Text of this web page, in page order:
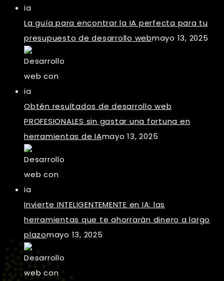
La guía para encontrar la IA perfecta para tu
presupuesto de desarrollo webmayo 13, 2025
Obtén resultados de desarrollo web
PROFESIONALES sin gastar una fortuna en
herramientas de IAmayo 13, 2025
Invierte INTELIGENTEMENTE en IA: las
herramientas que te ahorrarán dinero a largo
plazomayo 13, 2025